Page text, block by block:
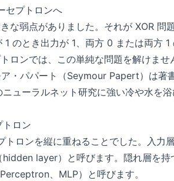
セプトロンへ
な弱点がありました。それが XOR 問
1 のとき出力が 1、両方 0 または両方
ロンでは、この単純な問題を解けま
・パパート（Seymour Papert）は著
ューラルネット研究に強い冷や水を
ロン
トロンを縦に重ねることでした。入力
layer）と呼びます。隠れ層を
、MLP）と呼びます。